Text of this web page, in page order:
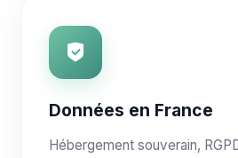
Données en France
Hébergement souverain,